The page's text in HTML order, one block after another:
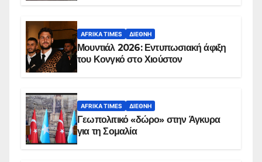
AFRIKA TIMES ΔΙΕΘΝΉ
Μουντιάλ 2026: Εντυπωσιακή άφιξη
του Κονγκό στο Χιούστον
AFRIKA TIMES ΔΙΕΘΝΉ
Γεωπολιτικό «δώρο» στην Άγκυρα
για τη Σομαλία